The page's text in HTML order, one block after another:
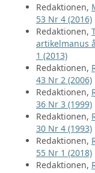
Redaktionen,
53 Nr 4 (2016)
Redaktionen,
artikelmanus
1 (2013)
Redaktionen,
43 Nr 2 (2006)
Redaktionen,
36 Nr 3 (1999)
Redaktionen,
30 Nr 4 (1993)
Redaktionen,
55 Nr 1 (2018)
Redaktionen,